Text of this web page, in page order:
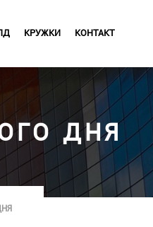
КРУЖКИ КОНТАКТ
ДНЯ